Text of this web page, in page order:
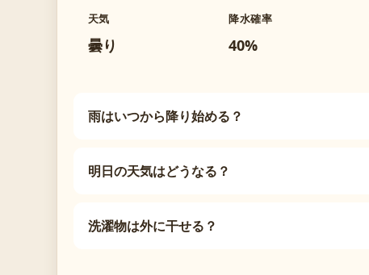
天気
曇り
降水確率
40%
雨はいつから降り始める？
明日の天気はどうなる？
洗濯物は外に干せる？